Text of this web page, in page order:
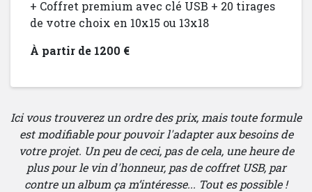
+ Coffret premium avec clé USB + 20 tirages
de votre choix en 10x15 ou 13x18
À partir de 1200 €
Ici vous trouverez un ordre des prix, mais toute formule
est modifiable pour pouvoir l'adapter aux besoins de
votre projet. Un peu de ceci, pas de cela, une heure de
plus pour le vin d'honneur, pas de coffret USB, par
contre un album ça m’intéresse... Tout es possible !